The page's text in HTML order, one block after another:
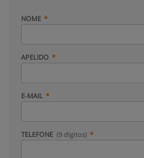
NOME
APELIDO
E-MAIL
TELEFONE (9 dígitos)